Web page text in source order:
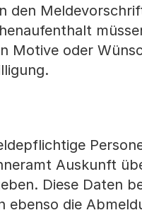
den
Motive oder
Auskunft
Diese Daten
die